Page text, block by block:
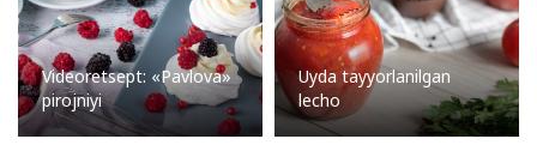
Videoretsept: «Pavlova»
pirojniyi
Uyda tayyorlanilgan
lecho